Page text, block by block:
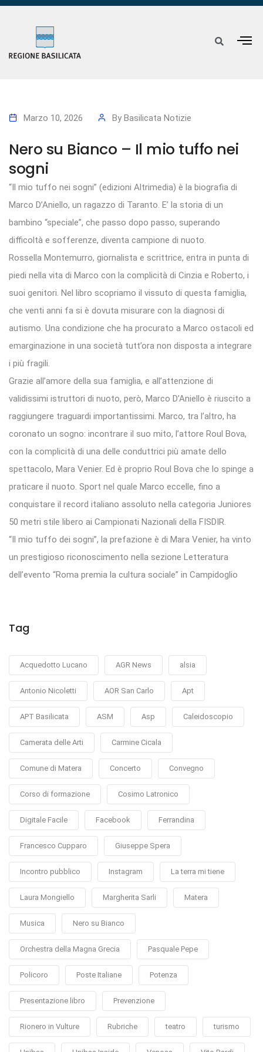
Marzo 10, 2026 By Basilicata Notizie
Nero su Bianco – Il mio tuffo nei
sogni
“Il mio tuffo nei sogni” (edizioni Altrimedia) è la biografia di
Marco D’Aniello, un ragazzo di Taranto. E’ la storia di un
bambino “speciale”, che passo dopo passo, superando
difficoltà e sofferenze, diventa campione di nuoto.
Rossella Montemurro, giornalista e scrittrice, entra in punta di
piedi nella vita di Marco con la complicità di Cinzia e Roberto, i
suoi genitori. Nel libro scopriamo il vissuto di questa famiglia,
che venti anni fa si è dovuta misurare con la diagnosi di
autismo. Una condizione che ha procurato a Marco ostacoli ed
emarginazione in una società tutt’ora non disposta a integrare
i più fragili.
Grazie all’amore della sua famiglia, e all’attenzione di
validissimi istruttori di nuoto, però, Marco D’Aniello è riuscito a
raggiungere traguardi importantissimi. Marco, tra l’altro, ha
coronato un sogno: incontrare il suo mito, l’attore Roul Bova,
con la complicità di una delle conduttrici più amate dello
spettacolo, Mara Venier. Ed è proprio Roul Bova che lo spinge a
praticare il nuoto. Sport nel quale Marco eccelle, fino a
conquistare il record italiano assoluto nella categoria Juniores
50 metri stile libero ai Campionati Nazionali della FISDIR.
“Il mio tuffo dei sogni”, la prefazione è di Mara Venier, ha vinto
un prestigioso riconoscimento nella sezione Letteratura
dell’evento “Roma premia la cultura sociale” in Campidoglio
Tag
Acquedotto Lucano AGR News alsia
Antonio Nicoletti AOR San Carlo Apt
APT Basilicata ASM Asp Caleidoscopio
Camerata delle Arti Carmine Cicala
Comune di Matera Concerto Convegno
Corso di formazione Cosimo Latronico
Digitale Facile Facebook Ferrandina
Francesco Cupparo Giuseppe Spera
Incontro pubblico Instagram La terra mi tiene
Laura Mongiello Margherita Sarli Matera
Musica Nero su Bianco
Orchestra della Magna Grecia Pasquale Pepe
Policoro Poste Italiane Potenza
Presentazione libro Prevenzione
Rionero in Vulture Rubriche teatro turismo